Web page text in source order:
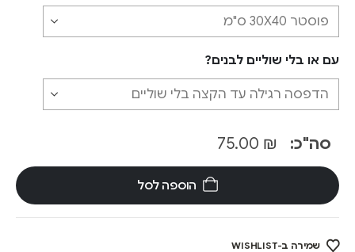
עם או בלי שוליים לבנים?
סה"כ: ₪
הוספה לסל
שמירה ב-WISHLIST